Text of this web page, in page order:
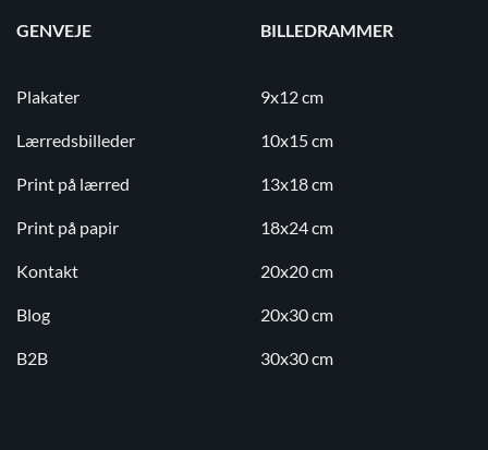
GENVEJE
Plakater
Lærredsbilleder
Print på lærred
Print på papir
Kontakt
Blog
B2B
BILLEDRAMMER
9x12 cm
10x15 cm
13x18 cm
18x24 cm
20x20 cm
20x30 cm
30x30 cm